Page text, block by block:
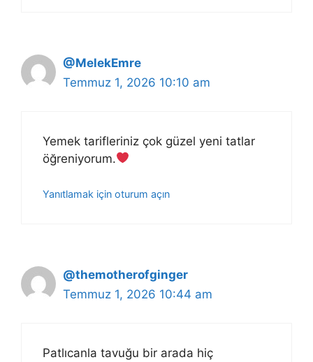
@MelekEmre
Temmuz 1, 2026 10:10 am
Yemek tarifleriniz çok güzel yeni tatlar
öğreniyorum.
Yanıtlamak için oturum açın
@themotherofginger
Temmuz 1, 2026 10:44 am
Patlıcanla tavuğu bir arada hiç